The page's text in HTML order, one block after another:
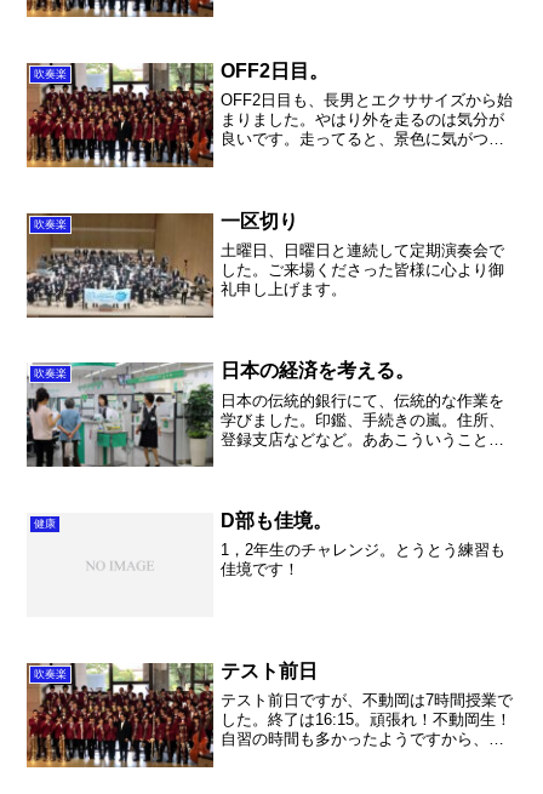
とやりました。いや～結構重...
吹奏楽 OFF2日目。
OFF2日目も、長男とエクササイズから始
まりました。やはり外を走るのは気分が
良いです。走ってると、景色に気がつく
をしました。近くに...
吹奏楽 一区切り
土曜日、日曜日と連続して定期演奏会で
した。ご来場くださった皆様に心より御
礼申し上げます。
吹奏楽 日本の経済を考える。
日本の伝統的銀行にて、伝統的な作業を
学びました。印鑑、手続きの嵐。住所、
登録支店などなど。ああこういうことな
健康 D部も佳境。
1，2年生のチャレンジ。とうとう練習も
佳境です！
吹奏楽 テスト前日
テスト前日ですが、不動岡は7時間授業で
した。終了は16:15。頑張れ！不動岡生！
自習の時間も多かったようですから、勉